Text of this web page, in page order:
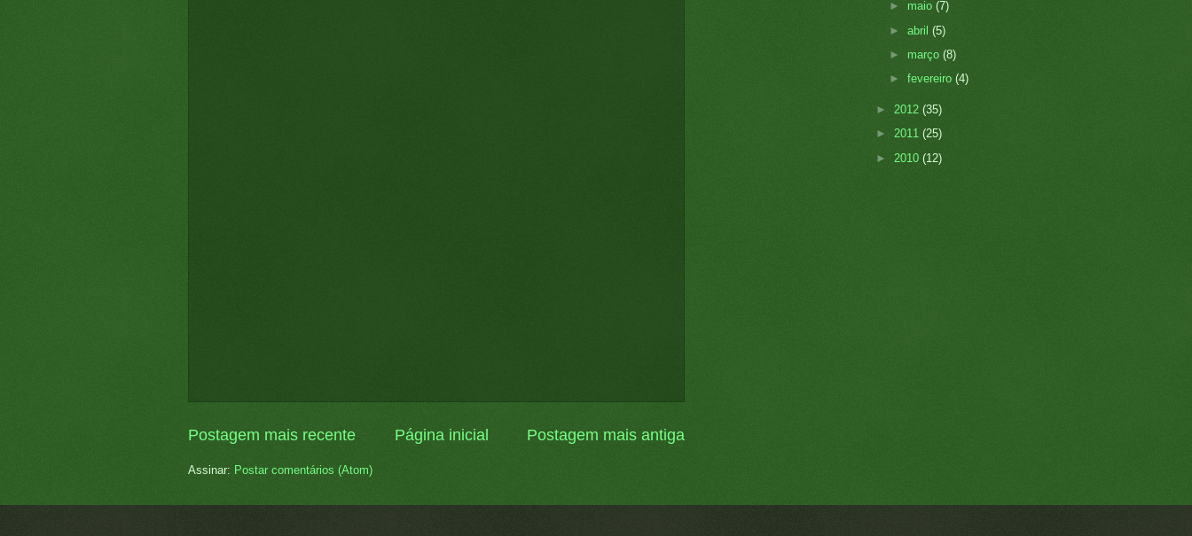
Postagem mais recente Postagem mais antiga
Página inicial
Assinar: Postar comentários (Atom)
► maio(7)
►abril(5)
► março(8)
►fevereiro(4)
► 2012 (35)
► 2011 (25)
► 2010 (12)